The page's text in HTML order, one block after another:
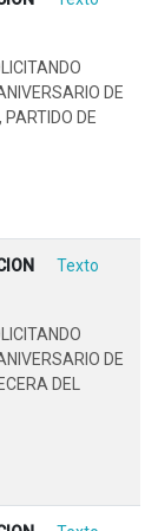
DE
PARTIDO DE
Texto
DE
DEL